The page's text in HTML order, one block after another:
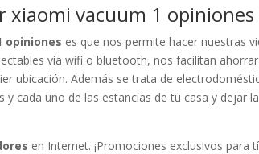
xiaomi vacuum 1 opiniones
opiniones es que nos permite hacer nuestras
vía wifi o bluetooth, nos facilitan ahorrar
ubicación. Además se trata de
cada uno de las estancias de tu casa y dejar
en Internet. ¡Promociones exclusivos para